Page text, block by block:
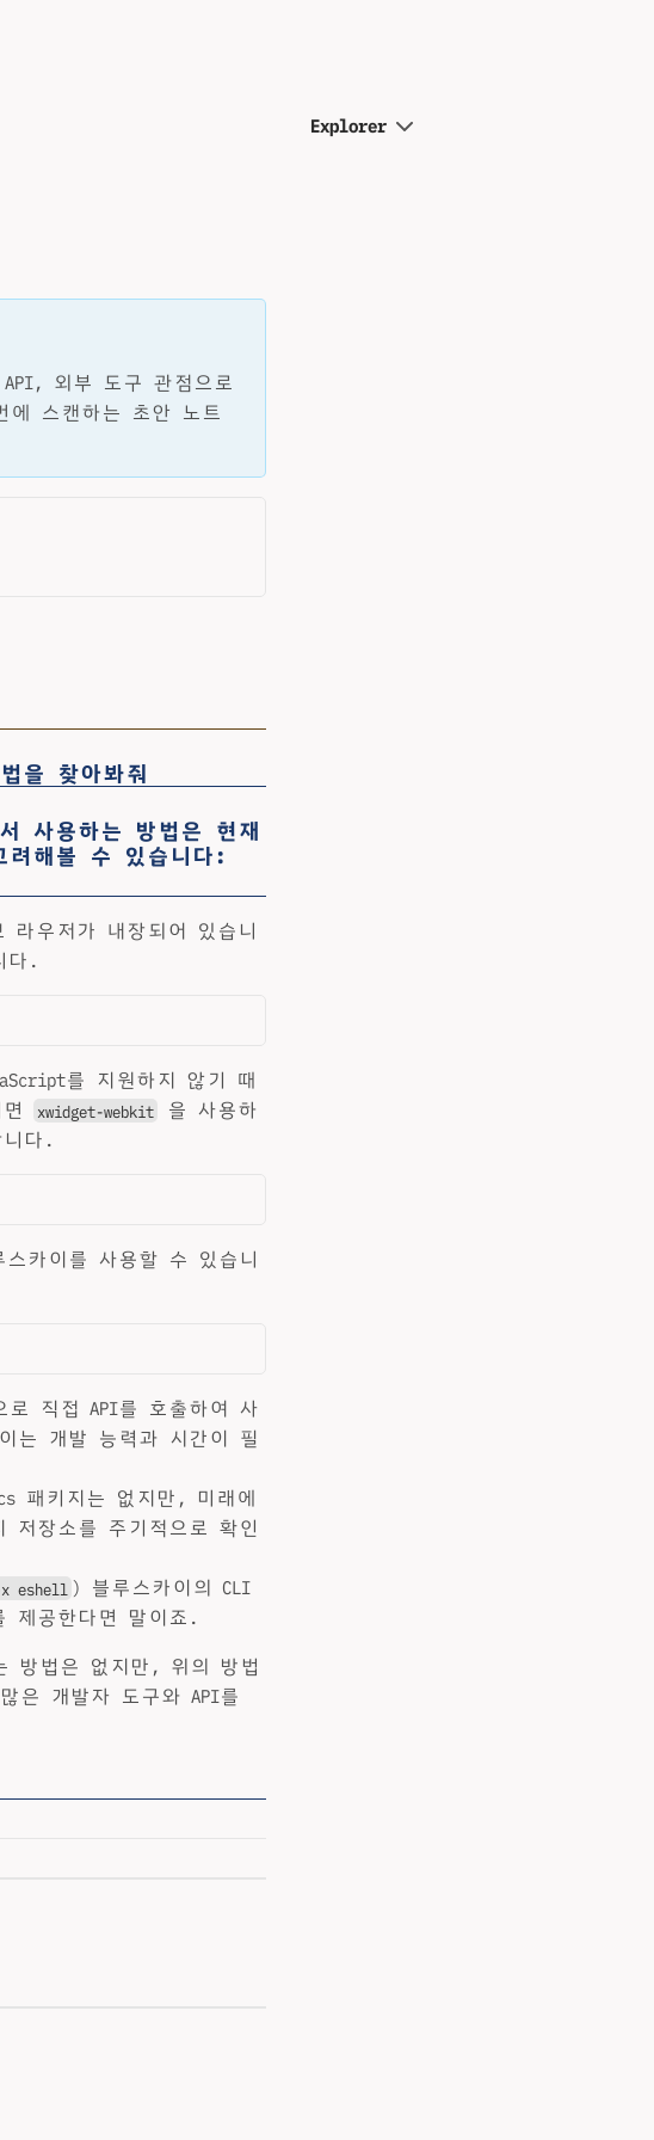
API, 외부 도구 관점으로
스캔하는 초안 노트
을 찾아봐줘
사용하는 방법은 현재
해볼 수 있습니다:
라우저가 내장되어 있습니
다.
를 지원하지 않기 때
xwidget-webkit
을 사용하
다.
스카이를 사용할 수 있습니
로 직접 API를 호출하여 사
는 개발 능력과 시간이 필
패키지는 없지만, 미래에
저장소를 주기적으로 확인
x eshell ) 블루스카이의 CLI
제공한다면 말이죠.
방법은 없지만, 위의 방법
은 개발자 도구와 API를
Explorer